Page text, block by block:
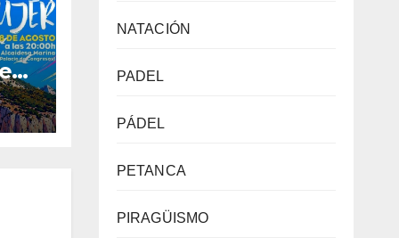
la
NATACIÓN
PADEL
PÁDEL
PETANCA
PIRAGÜISMO